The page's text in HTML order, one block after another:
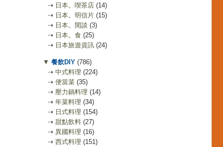
⇢ 日本。喫茶店 (14)
⇢ 日本。明信片 (15)
⇢ 日本。閒談 (3)
⇢ 日本。食 (25)
⇢ 日本旅遊資訊 (24)
▼ 餐飲DIY (786)
⇢ 中式料理 (224)
⇢ 便當菜 (35)
⇢ 壓力鍋料理 (14)
⇢ 年菜料理 (34)
⇢ 日式料理 (154)
⇢ 甜點飲料 (27)
⇢ 異國料理 (16)
⇢ 西式料理 (151)